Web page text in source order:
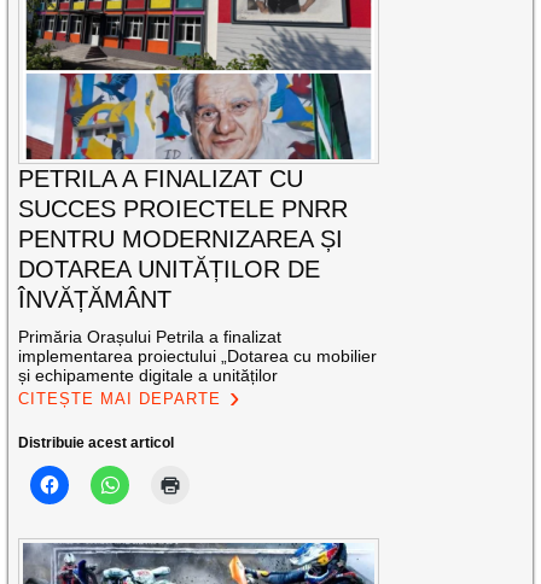
PETRILA A FINALIZAT CU
SUCCES PROIECTELE PNRR
PENTRU MODERNIZAREA ȘI
DOTAREA UNITĂȚILOR DE
ÎNVĂȚĂMÂNT
Primăria Orașului Petrila a finalizat
implementarea proiectului „Dotarea cu mobilier
și echipamente digitale a unităților
CITEȘTE MAI DEPARTE
Distribuie acest articol